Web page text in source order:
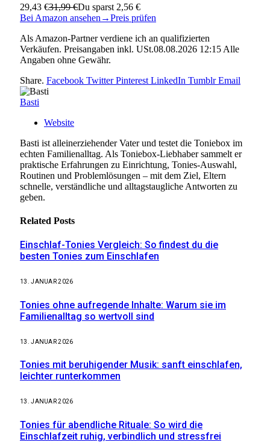
29,43 €31,99 €Du sparst 2,56 €
Bei Amazon ansehen →Preis prüfen
Als Amazon-Partner verdiene ich an qualifizierten
Verkäufen. Preisangaben inkl. USt.08.08.2026 12:15 Alle
Angaben ohne Gewähr.
Share. Facebook Twitter Pinterest LinkedIn Tumblr Email
Basti
Website
Basti ist alleinerziehender Vater und testet die Toniebox im
echten Familienalltag. Als Toniebox-Liebhaber sammelt er
praktische Erfahrungen zu Einrichtung, Tonies-Auswahl,
Routinen und Problemlösungen – mit dem Ziel, Eltern
schnelle, verständliche und alltagstaugliche Antworten zu
geben.
Related Posts
Einschlaf-Tonies Vergleich: So findest du die
besten Tonies zum Einschlafen
13. JANUAR 2026
Tonies ohne aufregende Inhalte: Warum sie im
Familienalltag so wertvoll sind
13. JANUAR 2026
Tonies mit beruhigender Musik: sanft einschlafen,
leichter runterkommen
13. JANUAR 2026
Tonies für abendliche Rituale: So wird die
Einschlafzeit ruhig, verbindlich und stressfrei